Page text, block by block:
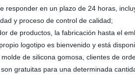
responder en un plazo de 24 horas,
y proceso de control de calidad;
de productos, la fabricación hasta el
logotipo es bienvenido y está
de silicona gomosa, clientes de
gratuitas para una determinada